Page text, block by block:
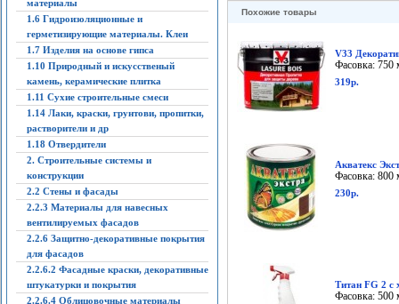
материалы
1.6 Гидроизоляционные и
герметизирующие материалы. Клеи
1.7 Изделия на основе гипса
1.10 Природный и искусственый
камень, керамические плитка
1.11 Сухие строительные смеси
1.14 Лаки, краски, грунтови, пропитки,
растворители и др
1.18 Отвердители
2. Строительные системы и
конструкции
2.2 Стены и фасады
2.2.3 Материалы для навесных
вентилируемых фасадов
2.2.6 Защитно-декоративные покрытия
для фасадов
2.2.6.2 Фасадные краски, декоративные
штукатурки и покрытия
2.2.6.4 Облицовочные материалы
Похожие товары
V33
Фасовка: 750
319р.
Акватекс
Фасовка: 800
230р.
Титан FG 2 с
Фасовка: 500